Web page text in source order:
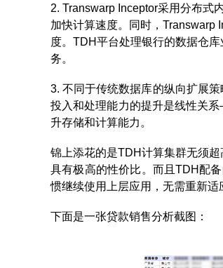
2. Transwarp Inceptor采用分布式
加快计算速度。同时，Transwarp
度。TDH平台处理银行的数据仓
务。
3. 不同于传统数据库的纵向扩展
投入和处理能力的提升是线性关
升存储和计算能力。
锦上添花的是TDH计算集群无须
具有极高的性价比。而且TDH配
惯继续使用上层应用，无需重新适
下面是一张贷款销售分析截图：